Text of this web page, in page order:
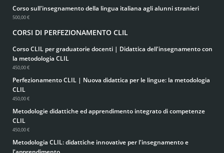
Corso sull'insegnamento della lingua italiana agli alunni stranieri
500,00 €
CORSI DI PERFEZIONAMENTO CLIL
Corso CLIL per graduatorie docenti | Didattica dell'insegnamento con
la metodologia CLIL
450,00 €
Perfezionamento CLIL | Nuova didattica per le lingue: la metodologia
CLIL
450,00 €
Metodologie didattiche ed apprendimento integrato di competenze
CLIL
450,00 €
Metodologia CLIL: didattiche innovative per l'insegnamento e